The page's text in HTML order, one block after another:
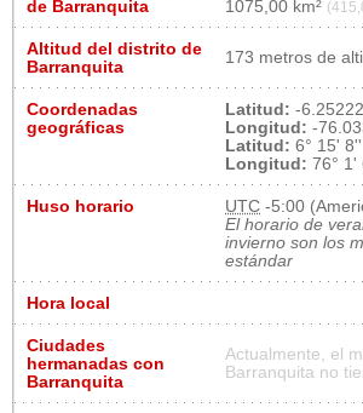
de Barranquita
1075,00 km²
Altitud del distrito de
Barranquita
173 metros de
Coordenadas
geográficas
Latitud: -6.25222
Longitud: -
Latitud: 6° 15'
Longitud: 76° 1'
Huso horario UTC -5:00
El horario de
invierno son los
estándar
Hora local
Ciudades
hermanadas con
Barranquita
Actualmente, el
Barranquita no